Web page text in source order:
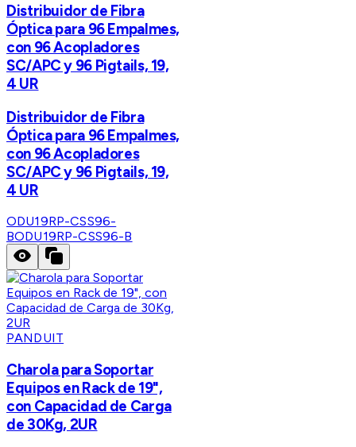
Distribuidor de Fibra
Óptica para 96 Empalmes,
con 96 Acopladores
SC/APC y 96 Pigtails, 19,
4 UR
Distribuidor de Fibra
Óptica para 96 Empalmes,
con 96 Acopladores
SC/APC y 96 Pigtails, 19,
4 UR
ODU19RP-CSS96-
BODU19RP-CSS96-B
PANDUIT
Charola para Soportar
Equipos en Rack de 19",
con Capacidad de Carga
de 30Kg, 2UR